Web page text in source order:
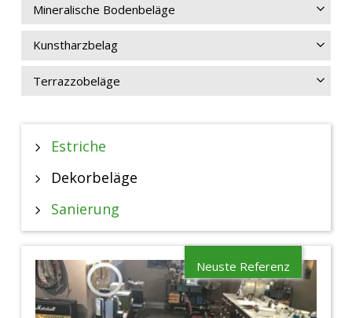
Mineralische Bodenbeläge
Kunstharzbelag
Terrazzobeläge
Estriche
Dekorbeläge
Sanierung
Neuste Referenz